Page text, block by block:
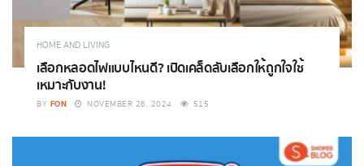
HOME AND LIVING
เลือกหลอดไฟแบบไหนดี? เปิดเคล็ดลับเลือกให้ถูกใจใช้
เหมาะกับงาน!
BY FON NOVEMBER 26, 2024 515